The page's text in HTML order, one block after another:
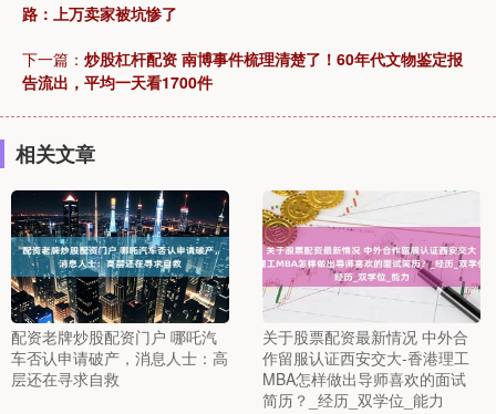
路：上万卖家被坑惨了
下一篇： 炒股杠杆配资 南博事件梳理清楚了！60年代文物鉴定报
告流出，平均一天看1700件
相关文章
配资老牌炒股配资门户 哪吒汽
车否认申请破产，消息人士：高
层还在寻求自救
关于股票配资最新情况 中外合
作留服认证西安交大-香港理工
MBA怎样做出导师喜欢的面试
简历？_经历_双学位_能力